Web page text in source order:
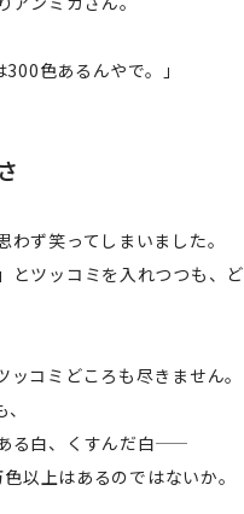
色あるんやで。」
ず笑ってしまいました。
とツッコミを入れつつも、
コミどころも尽きません。
白、くすんだ白――
以上はあるのではないか。